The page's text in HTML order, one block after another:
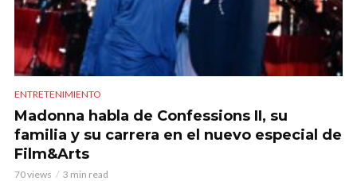
ENTRETENIMIENTO
Madonna habla de Confessions II, su
familia y su carrera en el nuevo especial de
Film&Arts
70 views 3 min read